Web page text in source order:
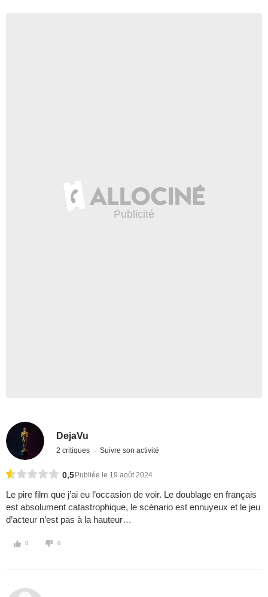
DejaVu
2 critiques Suivre son activité
0,5 Publiée le 19 août 2024
Le pire film que j’ai eu l’occasion de voir. Le doublage en français
est absolument catastrophique, le scénario est ennuyeux et le jeu
d’acteur n’est pas à la hauteur…
0 0